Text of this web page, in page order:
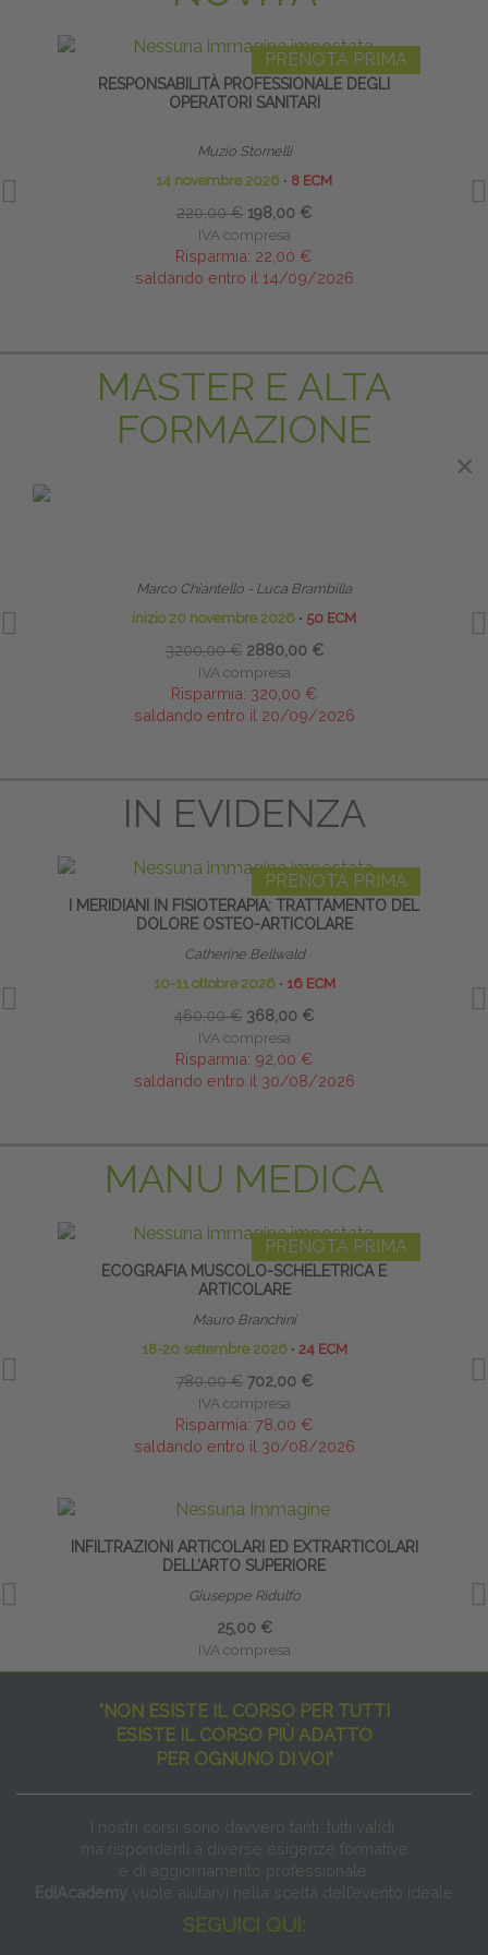
PRENOTA PRIMA
RESPONSABILITÀ PROFESSIONALE DEGLI
OPERATORI SANITARI
Muzio Stornelli
14 novembre 2026 ∙ 8 ECM
220,00 € 198,00 €
IVA compresa
Risparmia: 22,00 €
saldando entro il 14/09/2026
MASTER E ALTA
FORMAZIONE
Marco Chiantello - Luca Brambilla
inizio 20 novembre 2026 ∙ 50 ECM
3200,00 € 2880,00 €
IVA compresa
Risparmia: 320,00 €
saldando entro il 20/09/2026
IN EVIDENZA
PRENOTA PRIMA
I MERIDIANI IN FISIOTERAPIA: TRATTAMENTO DEL
DOLORE OSTEO-ARTICOLARE
Catherine Bellwald
10-11 ottobre 2026 ∙ 16 ECM
460,00 € 368,00 €
IVA compresa
Risparmia: 92,00 €
saldando entro il 30/08/2026
MANU MEDICA
PRENOTA PRIMA
ECOGRAFIA MUSCOLO-SCHELETRICA E
ARTICOLARE
Mauro Branchini
18-20 settembre 2026 ∙ 24 ECM
780,00 € 702,00 €
IVA compresa
Risparmia: 78,00 €
saldando entro il 30/08/2026
INFILTRAZIONI ARTICOLARI ED EXTRARTICOLARI
DELL’ARTO SUPERIORE
Giuseppe Ridulfo
25,00 €
IVA compresa
"NON ESISTE IL CORSO PER TUTTI
ESISTE IL CORSO PIÙ ADATTO
PER OGNUNO DI VOI"
I nostri corsi sono davvero tanti, tutti validi
ma rispondenti a diverse esigenze formative
e di aggiornamento professionale.
EdiAcademy vuole aiutarvi nella scelta dell’evento ideale
SEGUICI QUI:
×
×